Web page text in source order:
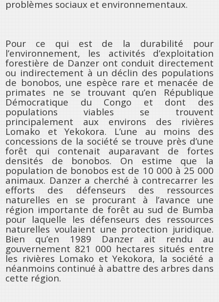
problèmes sociaux et environnementaux.
Pour ce qui est de la durabilité pour
l’environnement, les activités d’exploitation
forestière de Danzer ont conduit directement
ou indirectement à un déclin des populations
de bonobos, une espèce rare et menacée de
primates ne se trouvant qu’en République
Démocratique du Congo et dont des
populations viables se trouvent
principalement aux environs des rivières
Lomako et Yekokora. L’une au moins des
concessions de la société se trouve près d’une
forêt qui contenait auparavant de fortes
densités de bonobos. On estime que la
population de bonobos est de 10 000 à 25 000
animaux. Danzer a cherché à contrecarrer les
efforts des défenseurs des ressources
naturelles en se procurant à l’avance une
région importante de forêt au sud de Bumba
pour laquelle les défenseurs des ressources
naturelles voulaient une protection juridique.
Bien qu’en 1989 Danzer ait rendu au
gouvernement 821 000 hectares situés entre
les rivières Lomako et Yekokora, la société a
néanmoins continué à abattre des arbres dans
cette région.